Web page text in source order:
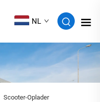
NL
Scooter-Oplader